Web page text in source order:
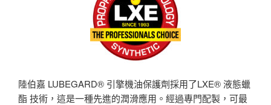
陸伯嘉 LUBEGARD® 引擎機油保護劑採用了LXE® 液態蠟
酯 技術，這是一種先進的潤滑應用。經過專門配製，可最